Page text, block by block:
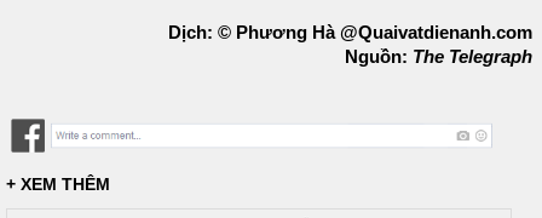
Dịch: © Phương Hà @Quaivatdienanh.com
Nguồn: The Telegraph
+ XEM THÊM